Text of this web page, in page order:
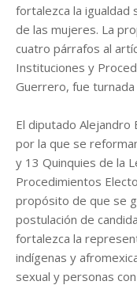
fortalezca la igualdad
de las mujeres. La
cuatro párrafos al
Instituciones y
Guerrero, fue turnada
El diputado Alejandro
por la que se
y 13 Quinquies de la
Procedimientos
propósito de que se
postulación de
fortalezca la
indígenas y
sexual y personas